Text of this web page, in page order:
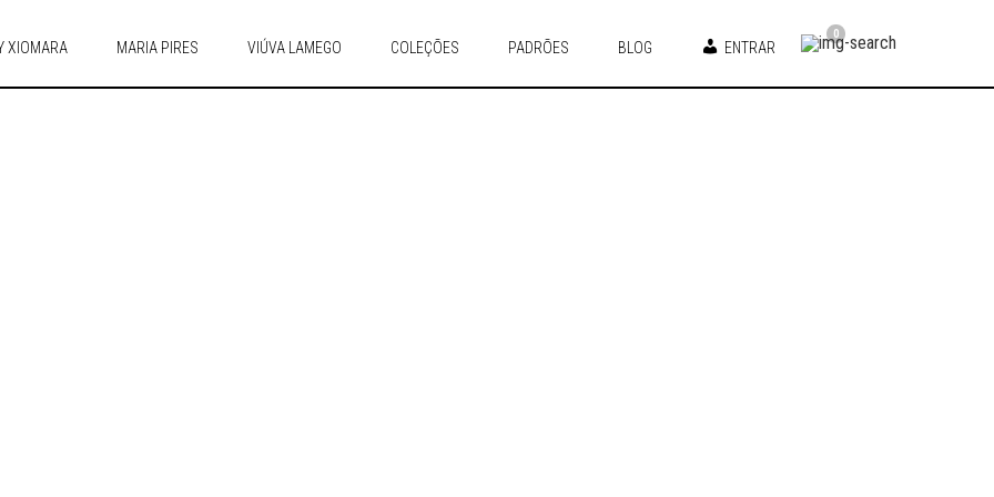
XIOMARA MARIA PIRES VIÚVA LAMEGO COLEÇÕES PADRÕES BLOG ENTRAR
0